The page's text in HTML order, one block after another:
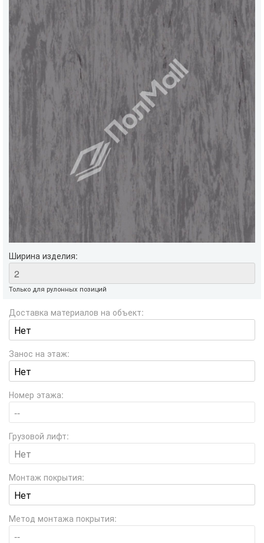
Ширина изделия:
Только для рулонных позиций
Доставка материалов на объект:
Занос на этаж:
Номер этажа:
Грузовой лифт:
Монтаж покрытия:
Метод монтажа покрытия: